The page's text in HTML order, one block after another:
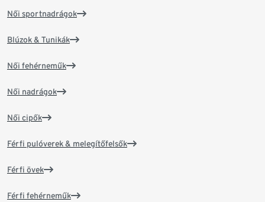
Női sportnadrágok
Blúzok & Tunikák
Női fehérneműk
Női nadrágok
Női cipők
Férfi pulóverek & melegítőfelsők
Férfi övek
Férfi fehérneműk